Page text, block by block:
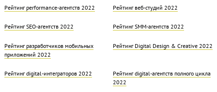
Рейтинг performance-агентств 2022 Рейтинг веб-студий 2022
Рейтинг SEO-агентств 2022 Рейтинг SMM-агентств 2022
Рейтинг разработчиков мобильных
приложений 2022
Рейтинг Digital Design & Creative 2022
Рейтинг digital-интеграторов 2022
Рейтинг digital-агентств полного цикла
2022